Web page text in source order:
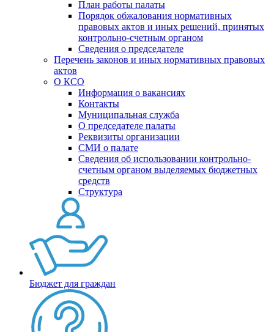
План работы палаты
Порядок обжалования нормативных
правовых актов и иных решений, принятых
контрольно-счетным органом
Сведения о председателе
Перечень законов и иных нормативных правовых
актов
О КСО
Информация о вакансиях
Контакты
Муниципальная служба
О председателе палаты
Реквизиты организации
СМИ о палате
Сведения об использовании контрольно-
счетным органом выделяемых бюджетных
средств
Структура
Бюджет для граждан